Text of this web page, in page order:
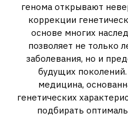
генома открывают
коррекции
основе многих
позволяет не только
заболевания, но и
будущих
медицина,
генетических
подбирать